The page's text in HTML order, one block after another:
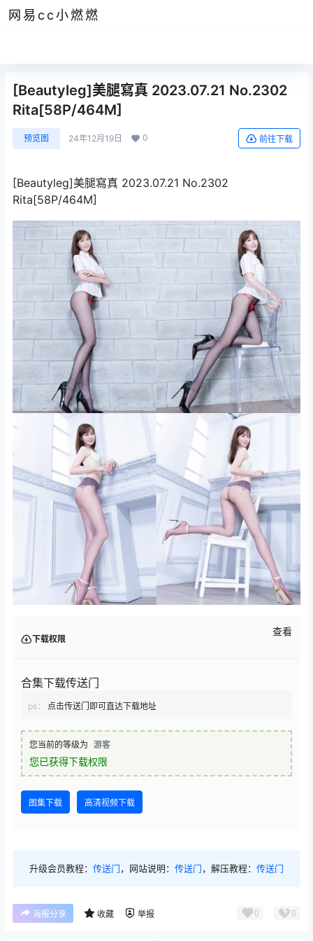
网易cc小燃燃
[Beautyleg]美腿寫真 2023.07.21 No.2302
Rita[58P/464M]
预览图 24年12月19日 0 前往下载
[Beautyleg]美腿寫真 2023.07.21 No.2302
Rita[58P/464M]
下载权限
查看
合集下载传送门
ps： 点击传送门即可直达下载地址
您当前的等级为 游客
您已获得下载权限
图集下载 高清视频下载
升级会员教程： 传送门，网站说明： 传送门，解压教程： 传送门
海报分享 收藏 举报 0 0